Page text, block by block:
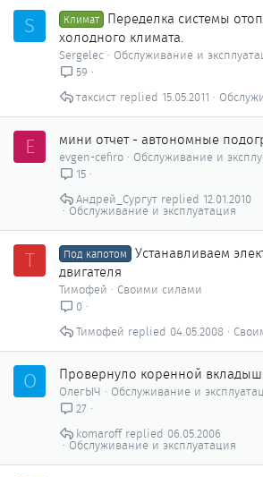
S Климат Переделка системы
холодного климата.
Sergelec
Обслуживание и
59
15.05.2011
тaксист
E мини отчет - автономные
evgen-cefiro
Обслуживание и
15
Обслуживание и эксплуатация
12.01.2010
Андрей_Сургут
Т Под капотом
Устанавливаем
двигателя
Тимофей
Своими силами
0
04.05.2008
Тимофей
О Провернуло коренной
ОлегЫЧ
Обслуживание и
27
Обслуживание и эксплуатация
06.05.2006
komaroff